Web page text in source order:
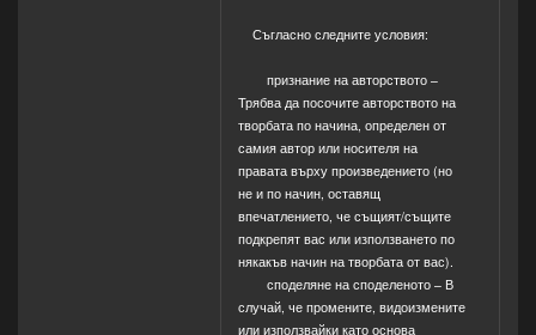
Съгласно следните условия:
признание на авторството –
Трябва да посочите авторството на
творбата по начина, определен от
самия автор или носителя на
правата върху произведението (но
не и по начин, оставящ
впечатлението, че същият/същите
подкрепят вас или използването по
някакъв начин на творбата от вас).
споделяне на споделеното – В
случай, че промените, видоизмените
или използвайки като основа